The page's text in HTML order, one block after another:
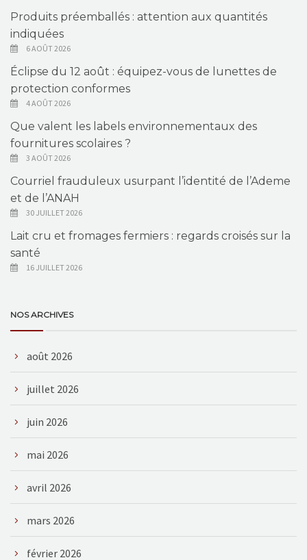
Produits préemballés : attention aux quantités
indiquées
6 AOÛT 2026
Éclipse du 12 août : équipez-vous de lunettes de
protection conformes
4 AOÛT 2026
Que valent les labels environnementaux des
fournitures scolaires ?
3 AOÛT 2026
Courriel frauduleux usurpant l’identité de l’Ademe
et de l’ANAH
30 JUILLET 2026
Lait cru et fromages fermiers : regards croisés sur la
santé
16 JUILLET 2026
NOS ARCHIVES
août 2026
juillet 2026
juin 2026
mai 2026
avril 2026
mars 2026
février 2026